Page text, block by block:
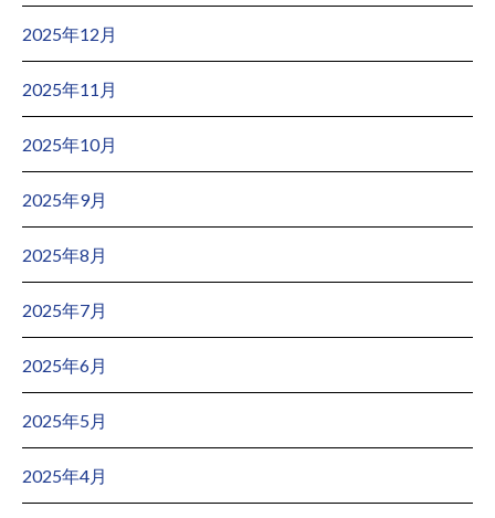
2025年12月
2025年11月
2025年10月
2025年9月
2025年8月
2025年7月
2025年6月
2025年5月
2025年4月